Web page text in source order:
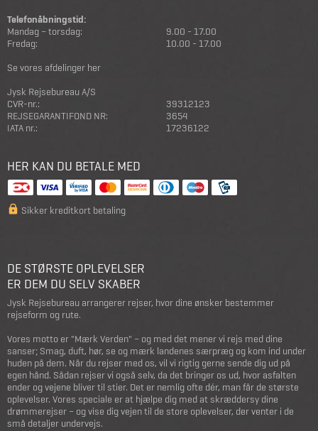
Telefonåbningstid:
Mandag – torsdag:
9.00 - 17.00
Fredag:
10.00 - 17.00
Se vores afdelinger her
Jysk Rejsebureau A/S
CVR-nr.:
39312123
REJSEGARANTIFOND NR:
3654
IATA nr.:
17236122
HER KAN DU BETALE MED
Sikker kreditkort betaling
DE STØRSTE OPLEVELSER
ER DEM DU SELV SKABER
Jysk Rejsebureau arrangerer rejser, hvor dine ønsker bestemmer
rejseform og rute.
Vores motto er "Mærk Verden" – og med det mener vi rejs med dine
sanser; Smag, duft, hør, se og mærk landenes særpræg og kom ind under
huden på dem. Når du rejser med os, vil vi rigtig gerne sende dig ud på
egen hånd. Sådan rejser vi også selv, da det bringer os ud, hvor asfalten
ender og vejene bliver til stier. Det er nemlig ofte dér, man får de største
oplevelser. Vores speciale er at hjælpe dig med at skræddersy dine
drømmerejser – og vise dig vejen til de store oplevelser, der venter i de
små detaljer undervejs.